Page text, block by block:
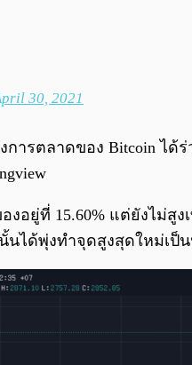
30, 2021
รตลาดของ Bitcoin ได้
งอยู่ที่ 15.60% แต่ยังไม่สูง
ได้พุ่งทำจุดสูงสุดใหม่เป็